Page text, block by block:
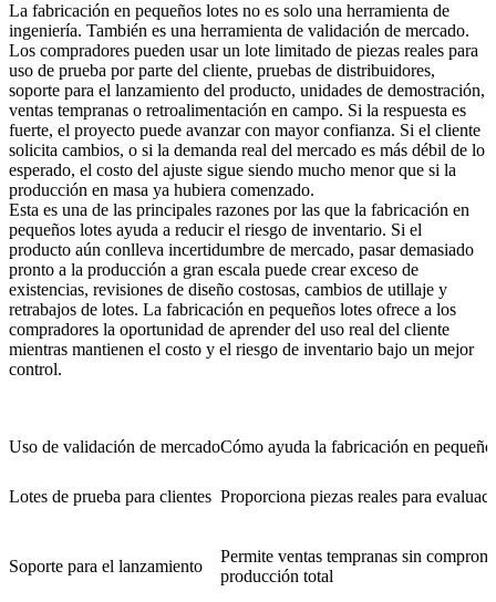
La fabricación en pequeños lotes no es solo una herramienta de
ingeniería. También es una herramienta de validación de mercado.
Los compradores pueden usar un lote limitado de piezas reales para
uso de prueba por parte del cliente, pruebas de distribuidores,
soporte para el lanzamiento del producto, unidades de demostración,
ventas tempranas o retroalimentación en campo. Si la respuesta es
fuerte, el proyecto puede avanzar con mayor confianza. Si el cliente
solicita cambios, o si la demanda real del mercado es más débil de lo
esperado, el costo del ajuste sigue siendo mucho menor que si la
producción en masa ya hubiera comenzado.
Esta es una de las principales razones por las que la fabricación en
pequeños lotes ayuda a reducir el riesgo de inventario. Si el
producto aún conlleva incertidumbre de mercado, pasar demasiado
pronto a la producción a gran escala puede crear exceso de
existencias, revisiones de diseño costosas, cambios de utillaje y
retrabajos de lotes. La fabricación en pequeños lotes ofrece a los
compradores la oportunidad de aprender del uso real del cliente
mientras mantienen el costo y el riesgo de inventario bajo un mejor
control.
Uso de validación de mercadoCómo ayuda la fabricación en
Lotes de prueba para clientes Proporciona piezas reales para
Soporte para el lanzamiento
Permite ventas tempranas sin
producción total